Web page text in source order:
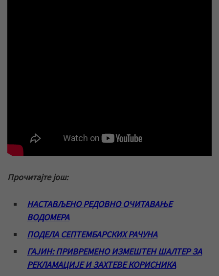
Прочитајте још:
НАСТАВЉЕНО РЕДОВНО ОЧИТАВАЊЕ
ВОДОМЕРА
ПОДЕЛА СЕПТЕМБАРСКИХ РАЧУНА
ГАЈИН: ПРИВРЕМЕНО ИЗМЕШТЕН ШАЛТЕР ЗА
РЕКЛАМАЦИЈЕ И ЗАХТЕВЕ КОРИСНИКА